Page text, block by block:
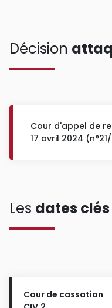
Décision
Cour d'appel de
17 avril 2024
Les dates clés
Cour de cassation